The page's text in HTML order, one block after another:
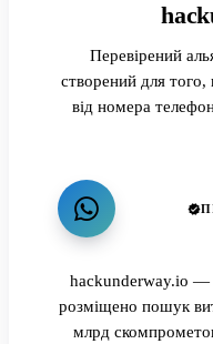
Перевірений
створений для
від номера
hackunderway.io —
розміщено пошук
млрд